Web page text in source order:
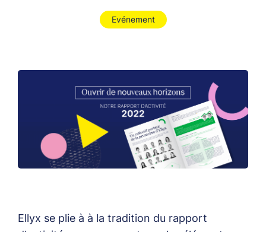
Evénement
Ellyx se plie à à la tradition du rapport